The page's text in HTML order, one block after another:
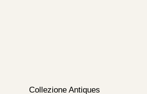
Collezione Antiques